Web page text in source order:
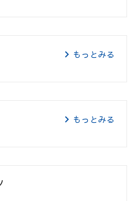
もっとみる
もっとみる